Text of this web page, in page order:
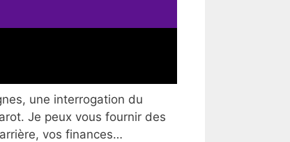
une interrogation du
Je peux vous fournir des
vos finances…